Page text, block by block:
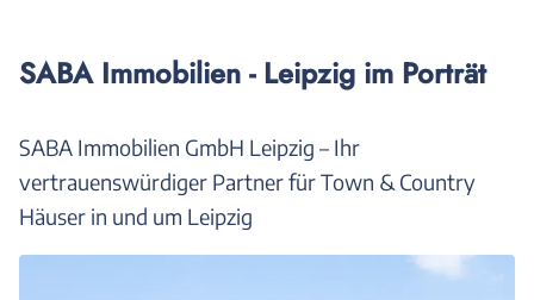
SABA Immobilien - Leipzig im Porträt
SABA Immobilien GmbH Leipzig – Ihr
vertrauenswürdiger Partner für Town & Country
Häuser in und um Leipzig